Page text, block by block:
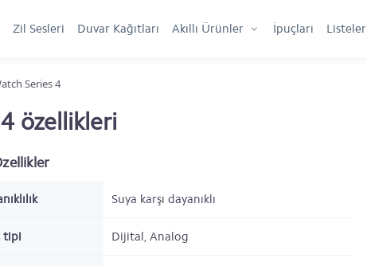
Zil Sesleri Duvar Kağıtları Akıllı Ürünler İpuçları Listeler
Series 4
özellikleri
Suya karşı dayanıklı
tipi Dijital, Analog